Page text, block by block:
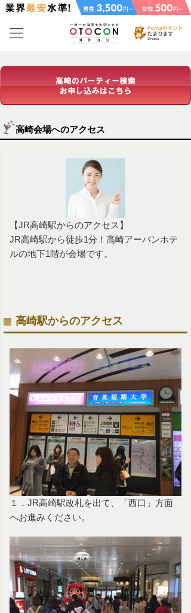
高崎会場へのアクセス
【JR高崎駅からのアクセス】
JR高崎駅から徒歩1分！高崎アーバンホテ
ルの地下1階が会場です。
高崎駅からのアクセス
１．JR高崎駅改札を出て、「西口」方面
へお進みください。